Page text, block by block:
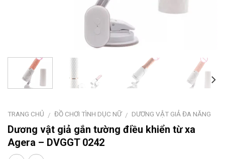
TRANG CHỦ / ĐỒ CHƠI TÌNH DỤC NỮ / DƯƠNG VẬT GIẢ ĐA NĂNG
Dương vật giả gắn tường điều khiển từ xa
Agera – DVGGT 0242